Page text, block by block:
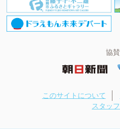
協賛
このサイトについて
スタッ